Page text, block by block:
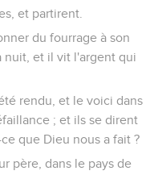
et partirent.
du fourrage à son
nuit, et il vit l'argent qui
rendu, et le voici dans
; et ils se dirent
que Dieu nous a fait ?
père, dans le pays de